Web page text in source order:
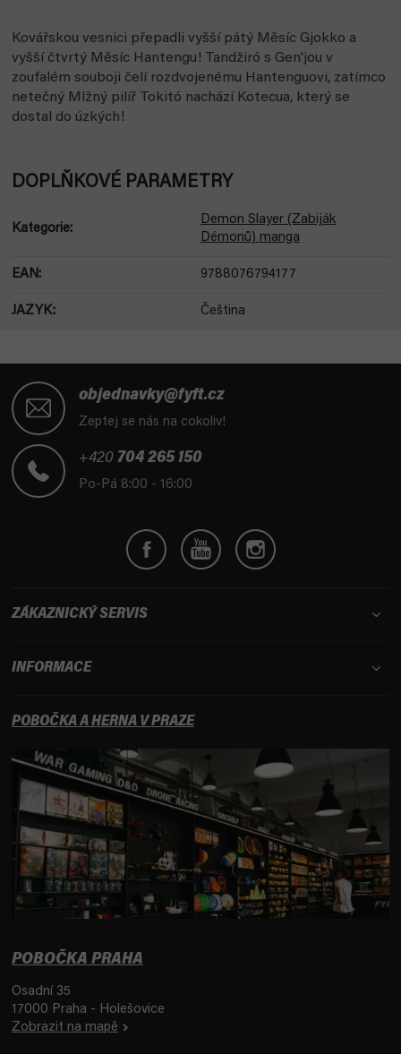
Kovářskou vesnici přepadli vyšší pátý Měsíc Gjokko a
vyšší čtvrtý Měsíc Hantengu! Tandžiró s Gen'jou v
zoufalém souboji čelí rozdvojenému Hantenguovi, zatímco
netečný Mlžný pilíř Tokitó nachází Kotecua, který se
dostal do úzkých!
DOPLŇKOVÉ PARAMETRY
Kategorie:
Demon Slayer (Zabiják
Démonů) manga
EAN: 9788076794177
JAZYK: Čeština
objednavky@fyft.cz
Zeptej se nás na cokoliv!
+420 704 265 150
Po-Pá 8:00 - 16:00
ZÁKAZNICKÝ SERVIS
INFORMACE
POBOČKA A HERNA V PRAZE
POBOČKA PRAHA
Osadní 35
17000 Praha - Holešovice
Zobrazit na mapě